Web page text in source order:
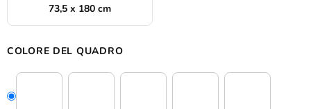
73,5 x 180 cm
COLORE DEL QUADRO